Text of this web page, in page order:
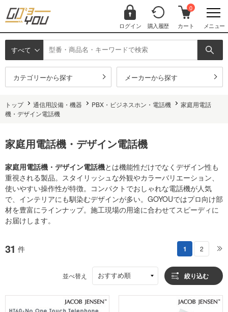
ログイン 購入履歴
0
カート メニュー
すべて
カテゴリーから探す メーカーから探す
トップ 通信用設備・機器 PBX・ビジネスホン・電話機
家庭用電話
機・デザイン電話機
家庭用電話機・デザイン電話機
家庭用電話機・デザイン電話機とは機能性だけでなくデザイン性も
重視される製品。スタイリッシュな外観やカラーバリエーション、
使いやすい操作性が特徴。コンパクトでおしゃれな電話機が人気
で、インテリアにも馴染むデザインが多い。GOYOUではプロ向け部
材を豊富にラインナップ。施工現場の用途に合わせてスピーディに
お届けします。
31 件 1 2
並べ替え おすすめ順 絞り込む